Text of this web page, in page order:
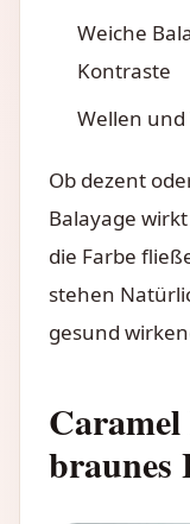
Weiche
Kontraste
Wellen
Ob dezent
Balayage
die Farbe
stehen
gesund
braunes